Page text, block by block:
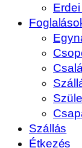
Szállás
Étkezés